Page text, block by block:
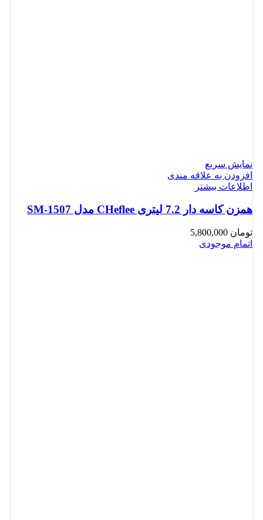
نمایش سریع
افزودن به علاقه مندی
اطلاعات بیشتر
همزن کاسه دار 7.2 لیتری CHeflee مدل SM-1507
تومان
اتمام موجودی